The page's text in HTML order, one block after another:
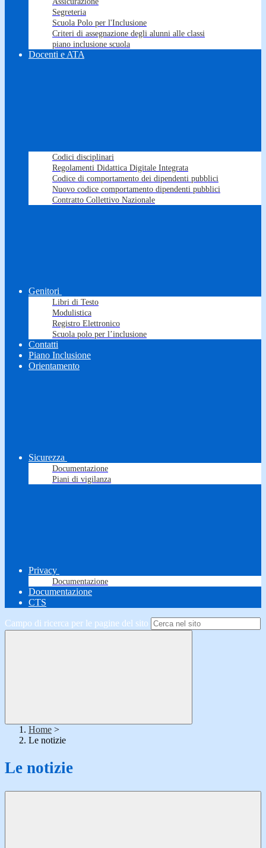
Segreteria
Scuola Polo per l'Inclusione
Criteri di assegnazione degli alunni alle classi
piano inclusione scuola
Docenti e ATA
Codici disciplinari
Regolamenti Didattica Digitale Integrata
Codice di comportamento dei dipendenti pubblici
Nuovo codice comportamento dipendenti pubblici
Contratto Collettivo Nazionale
Genitori
Libri di Testo
Modulistica
Registro Elettronico
Scuola polo per l’inclusione
Contatti
Piano Inclusione
Orientamento
Sicurezza
Documentazione
Piani di vigilanza
Privacy
Documentazione
Documentazione
CTS
Campo di ricerca per le pagine del sito
Home >
Le notizie
Le notizie